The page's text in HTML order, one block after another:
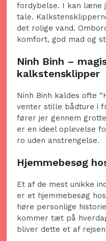
fordybelse. I kan læne
tale.
det rolige vand.
komfort, god mad og
Ninh Binh –
kalkstensklipper
Ninh Binh kaldes ofte
venter stille bådture i
fører jer gennem
er en ideel oplevelse
ro uden anstrengelse.
Hjemmebesøg
Et af de mest unikke
er et hjemmebesøg
høre personlige
kommer tæt på
bliver dette et af